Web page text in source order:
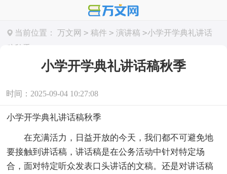
当前位置： 万文网 > 稿件 > 演讲稿 >小学开学典礼讲话
稿秋季
小学开学典礼讲话稿秋季
时间：2025-09-04 10:27:08
小学开学典礼讲话稿秋季
在充满活力，日益开放的今天，我们都不可避免地
要接触到讲话稿，讲话稿是在公务活动中针对特定场
合，面对特定听众发表口头讲话的文稿。还是对讲话稿